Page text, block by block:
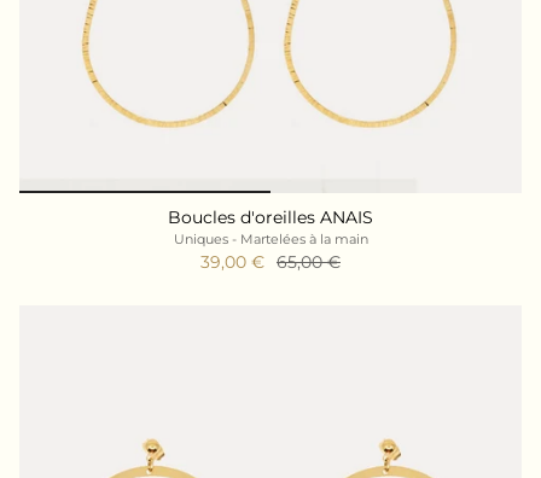
Boucles d'oreilles ANAIS
Uniques - Martelées à la main
39,00 € 65,00 €